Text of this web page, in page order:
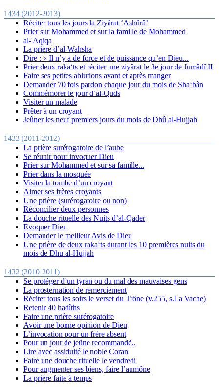
1434 (2012-2013)
Réciter tous les jours la Ziyârat ‘Ashûrâ’
Prier sur Mohammed et sur la famille de Mohammed
al-'Aqiqa
La prière d’al-Wahsha
Dire : « Il n’y a de force et de puissance qu’en Dieu...
Prier deux raka‘ts et réciter une ziyârat le 3e jour de Jumâdî II
Faire ses petites ablutions avant et après manger
Demander 70 fois pardon chaque jour du mois de Sha‘bân
Commémorer le jour d’al-Quds
Visiter un malade
Prêter à un croyant
Jeûner les neuf premiers jours du mois de Dhû al-Hujjah
1433 (2011-2012)
La prière surérogatoire de l’aube
Se réunir pour invoquer Dieu
Prier sur Mohammed et sur sa famille...
Prier dans la mosquée
Visiter la tombe d’un croyant
Aimer ses frères croyants
Une prière (surérogatoire ou non)
Réconcilier deux personnes
La douche rituelle des Nuits d’al-Qader
Evoquer Dieu
Demander le meilleur Avis de Dieu
Une prière de deux raka‘ts durant les 10 premières nuits du
mois de Dhu al-Hujjah
1432 (2010-2011)
Se protéger d’un tyran ou du mal des mauvaises gens
La prosternation de remerciement
Réciter tous les soirs le verset du Trône (v.255, s.La Vache)
Retenir 40 hadîths
Faire une prière surérogatoire
Avoir une bonne opinion de Dieu
L’invocation pour un frère absent
Pour un jour de jeûne recommandé..
Lire avec assiduité le noble Coran
Faire une douche rituelle le vendredi
Pour augmenter ses biens, faire l’aumône
La prière faite à temps